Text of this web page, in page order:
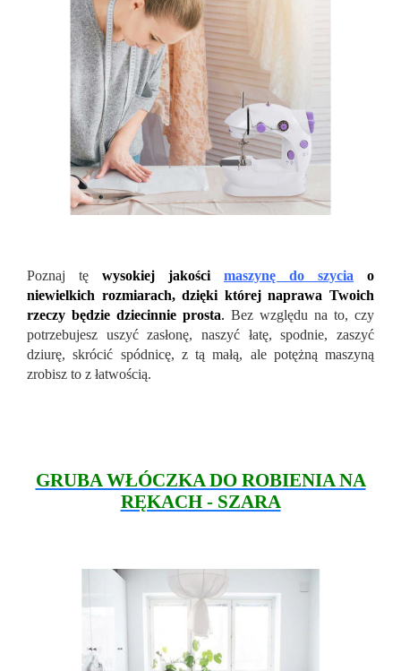
Poznaj tę wysokiej jakości maszynę do szycia
o
niewielkich rozmiarach, dzięki której naprawa Twoich
rzeczy będzie dziecinnie prosta. Bez względu na to, czy
potrzebujesz uszyć zasłonę, naszyć łatę, spodnie, zaszyć
dziurę, skrócić spódnicę, z tą małą, ale potężną maszyną
zrobisz to z łatwością.
GRUBA WŁÓCZKA DO ROBIENIA NA
RĘKACH - SZARA